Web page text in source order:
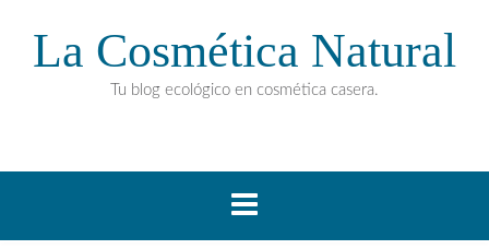
La Cosmética Natural
Tu blog ecológico en cosmética casera.